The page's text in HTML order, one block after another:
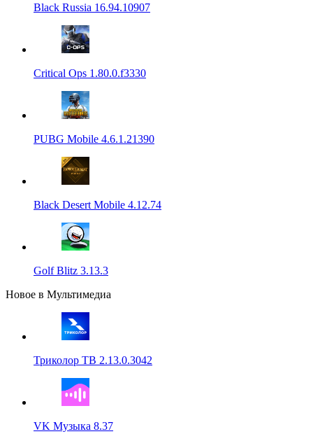
Black Russia 16.94.10907
Critical Ops 1.80.0.f3330
PUBG Mobile 4.6.1.21390
Black Desert Mobile 4.12.74
Golf Blitz 3.13.3
Новое в Мультимедиа
Триколор ТВ 2.13.0.3042
VK Музыка 8.37